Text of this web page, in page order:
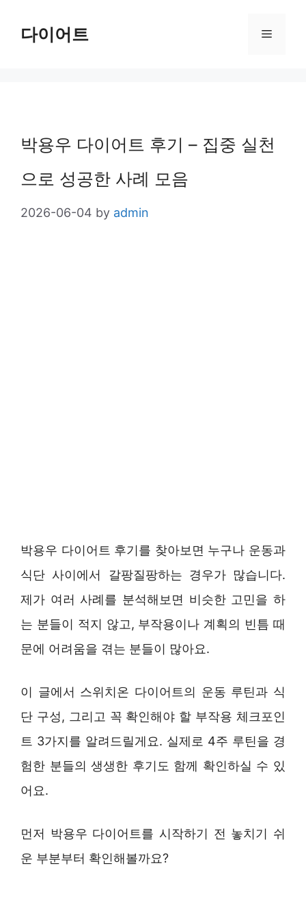
다이어트 Menu
박용우 다이어트 후기 – 집중 실천
으로 성공한 사례 모음
2026-06-04 by admin
박용우 다이어트 후기를 찾아보면 누구나 운동과
식단 사이에서 갈팡질팡하는 경우가 많습니다.
제가 여러 사례를 분석해보면 비슷한 고민을 하
는 분들이 적지 않고, 부작용이나 계획의 빈틈 때
문에 어려움을 겪는 분들이 많아요.
이 글에서 스위치온 다이어트의 운동 루틴과 식
단 구성, 그리고 꼭 확인해야 할 부작용 체크포인
트 3가지를 알려드릴게요. 실제로 4주 루틴을 경
험한 분들의 생생한 후기도 함께 확인하실 수 있
어요.
먼저 박용우 다이어트를 시작하기 전 놓치기 쉬
운 부분부터 확인해볼까요?